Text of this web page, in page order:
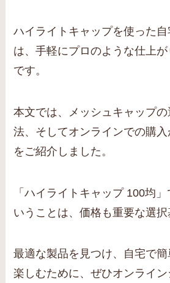
ハイライトキャップを使った
は、手軽にプロのような仕上
です。
本文では、メッシュキャップ
法、そしてオンラインでの購
をご紹介しました。
「ハイライトキャップ 100均
いうことは、価格も重要な選択
最適な製品を見つけ、自宅で
楽しむために、ぜひオンライ